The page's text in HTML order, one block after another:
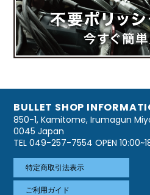
BULLET SHOP
850-1, Kamitome, Irumagun
0045 Japan
TEL 049-257-7554 OPEN
特定商取引法表示
ご利用ガイド